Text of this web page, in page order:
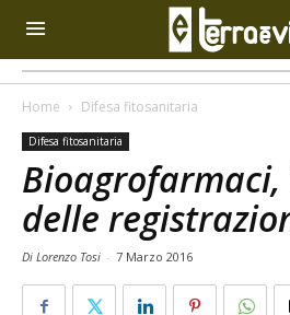
Home Difesa fitosanitaria
Difesa fitosanitaria
delle
Di Lorenzo Tosi - 7 Marzo 2016